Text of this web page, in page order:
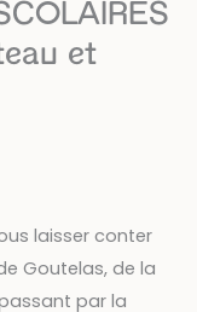
et
laisser conter
Goutelas, de la
par la